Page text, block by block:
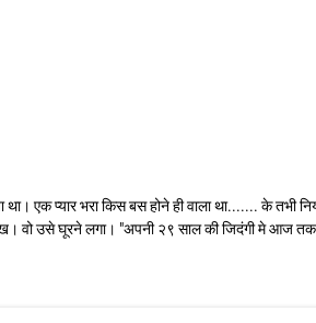
प्यार भरा किस बस होने ही वाला था....... के तभी
वो उसे घूरने लगा। "अपनी २९ साल की जिदंगी मे आज तक